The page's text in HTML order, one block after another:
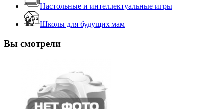
Настольные и интеллектуальные игры
Школы для будущих мам
Вы смотрели